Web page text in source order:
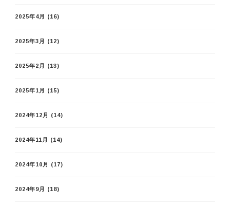
2025年4月 (16)
2025年3月 (12)
2025年2月 (13)
2025年1月 (15)
2024年12月 (14)
2024年11月 (14)
2024年10月 (17)
2024年9月 (18)